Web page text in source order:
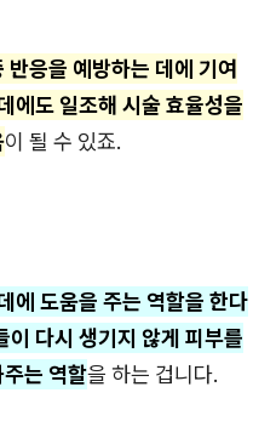
응을 예방하는 데에 기여
에도 일조해 시술 효율성을
이 될 수 있죠.
에 도움을 주는 역할을 한다
이 다시 생기지 않게 피부를
는 역할을 하는 겁니다.